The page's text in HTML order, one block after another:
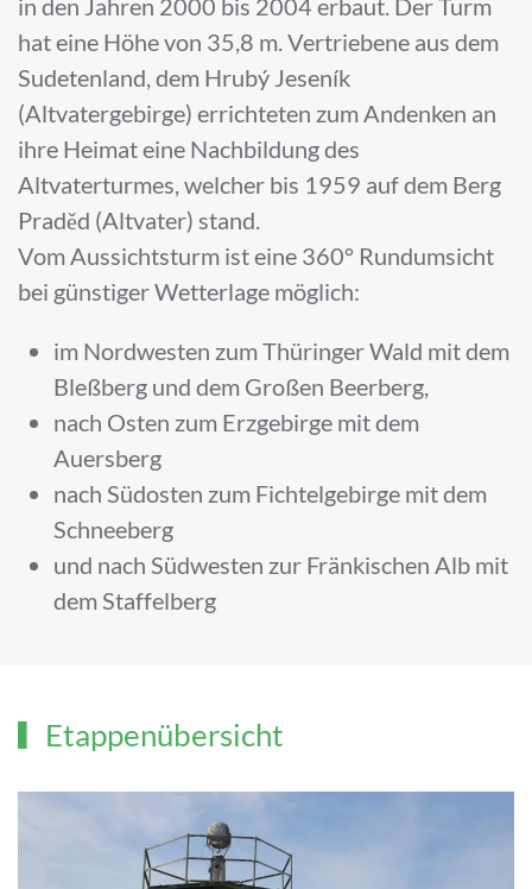
hat eine Höhe von 35,8 m. Vertriebene aus dem
Sudetenland, dem Hrubý Jeseník
(Altvatergebirge) errichteten zum Andenken an
ihre Heimat eine Nachbildung des
Altvaterturmes, welcher bis 1959 auf dem Berg
Praděd (Altvater) stand.
Vom Aussichtsturm ist eine 360° Rundumsicht
bei günstiger Wetterlage möglich:
im Nordwesten zum Thüringer Wald mit dem
Bleßberg und dem Großen Beerberg,
nach Osten zum Erzgebirge mit dem
Auersberg
nach Südosten zum Fichtelgebirge mit dem
Schneeberg
und nach Südwesten zur Fränkischen Alb mit
dem Staffelberg
Etappenübersicht